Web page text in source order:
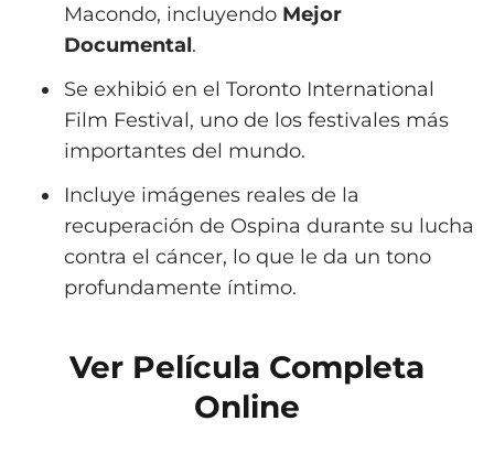
Macondo, incluyendo Mejor
Documental.
Se exhibió en el Toronto International
Film Festival, uno de los festivales más
importantes del mundo.
Incluye imágenes reales de la
recuperación de Ospina durante su lucha
contra el cáncer, lo que le da un tono
profundamente íntimo.
Ver Película Completa
Online